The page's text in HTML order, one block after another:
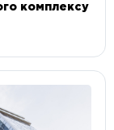
комплексу